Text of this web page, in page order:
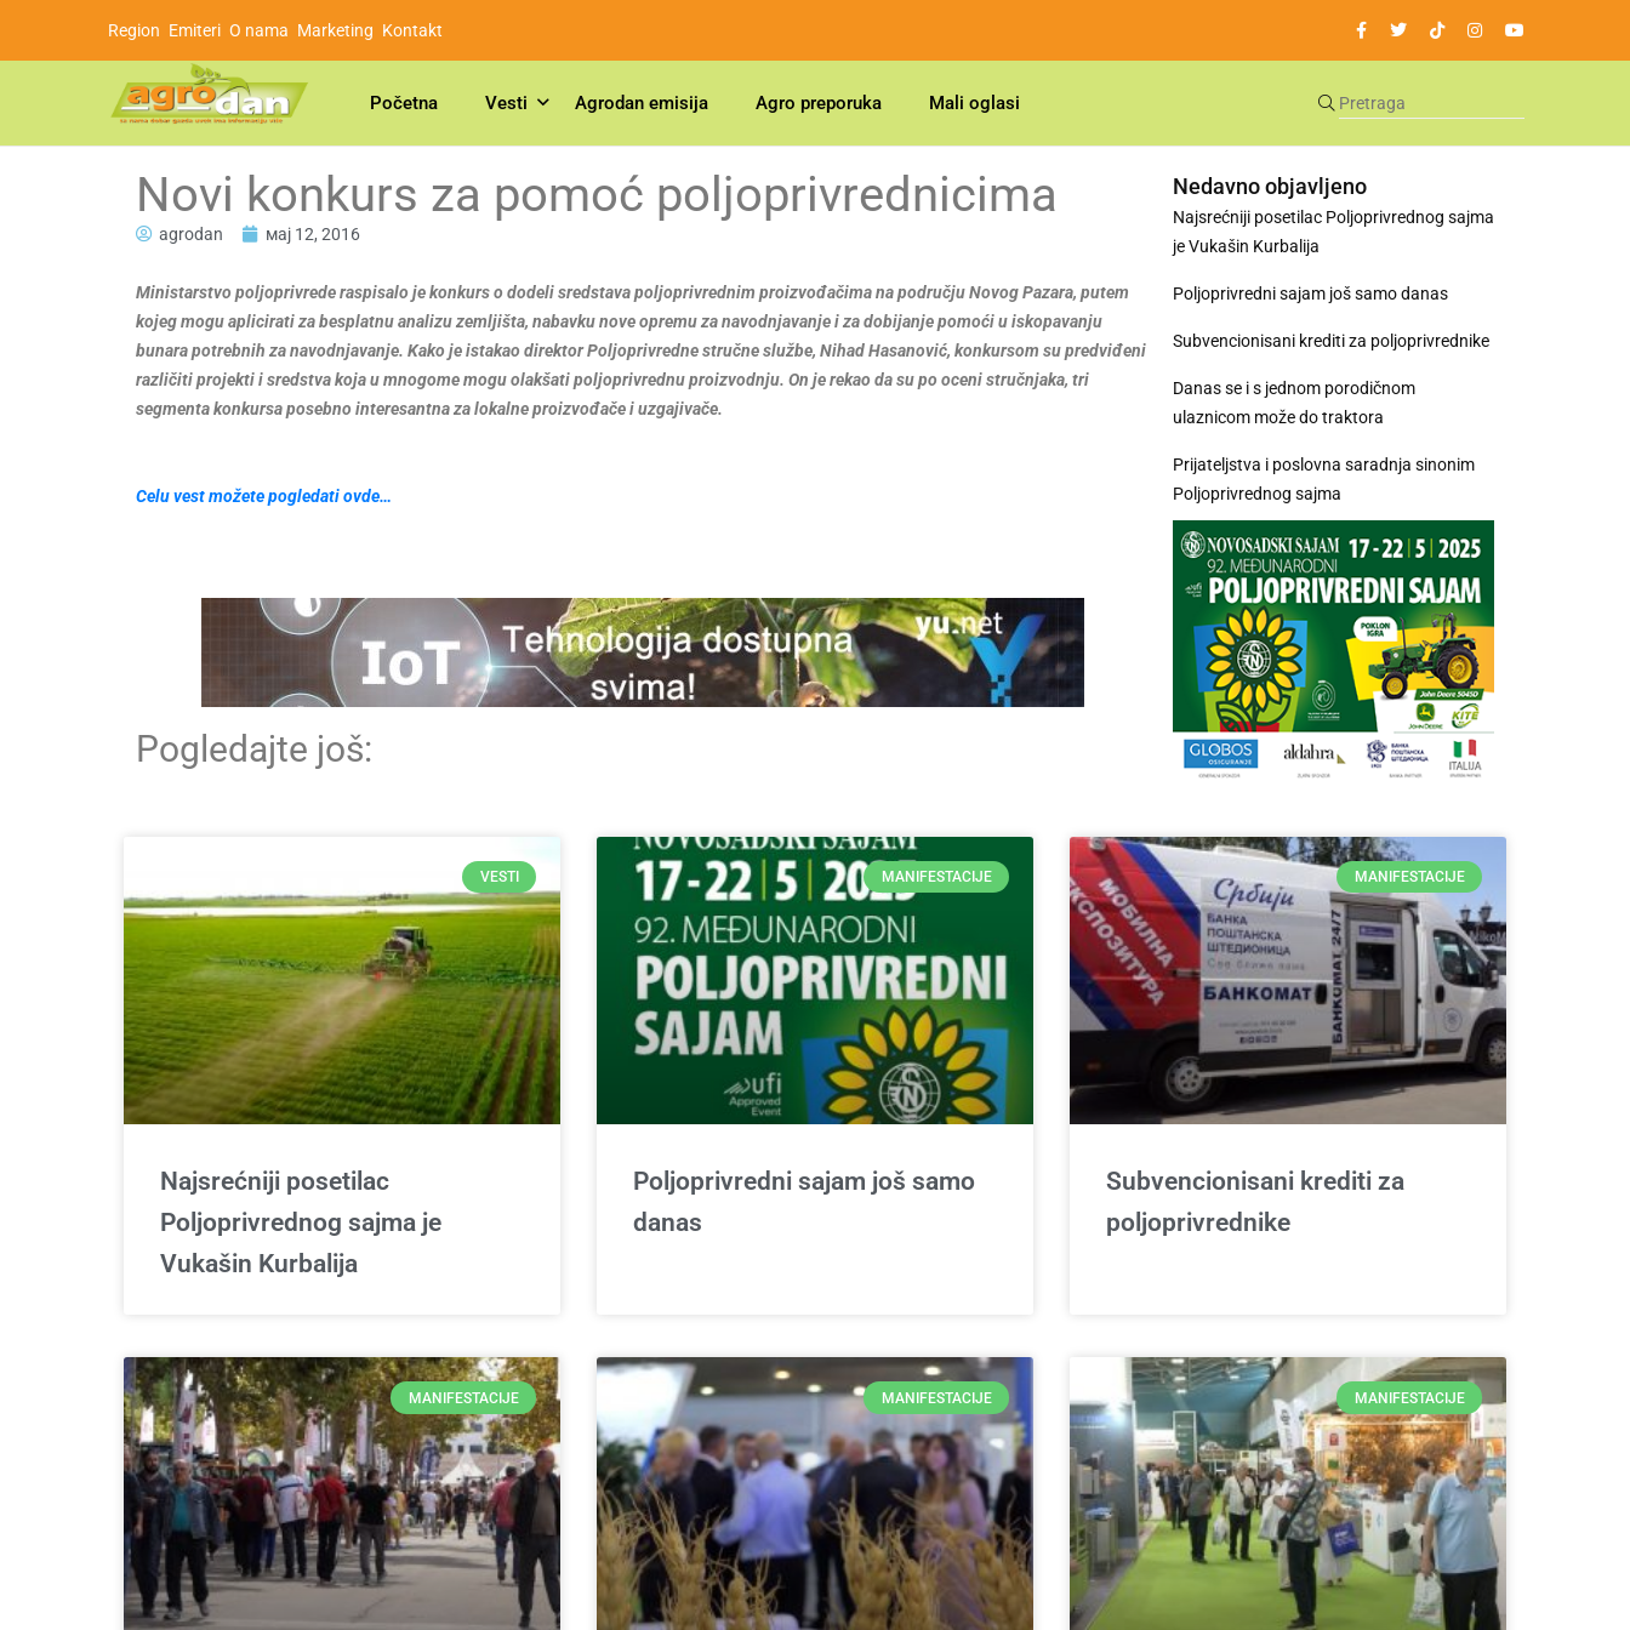
Region Emiteri O nama Marketing Kontakt
Početna Vesti Agrodan emisija Agro preporuka Mali oglasi
Novi konkurs za pomoć poljoprivrednicima
agrodan мај 12, 2016
Ministarstvo poljoprivrede raspisalo je konkurs o dodeli sredstava poljoprivrednim proizvođačima na području Novog Pazara, putem
kojeg mogu aplicirati za besplatnu analizu zemljišta, nabavku nove opremu za navodnjavanje i za dobijanje pomoći u iskopavanju
bunara potrebnih za navodnjavanje. Kako je istakao direktor Poljoprivredne stručne službe, Nihad Hasanović, konkursom su predviđeni
različiti projekti i sredstva koja u mnogome mogu olakšati poljoprivrednu proizvodnju. On je rekao da su po oceni stručnjaka, tri
segmenta konkursa posebno interesantna za lokalne proizvođače i uzgajivače.
Celu vest možete pogledati ovde…
Pogledajte još:
Nedavno objavljeno
Najsrećniji posetilac Poljoprivrednog sajma
je Vukašin Kurbalija
Poljoprivredni sajam još samo danas
Subvencionisani krediti za poljoprivrednike
Danas se i s jednom porodičnom
ulaznicom može do traktora
Prijateljstva i poslovna saradnja sinonim
Poljoprivrednog sajma
VESTI
Najsrećniji posetilac
Poljoprivrednog sajma je
Vukašin Kurbalija
MANIFESTACIJE
Poljoprivredni sajam još samo
danas
MANIFESTACIJE
Subvencionisani krediti za
poljoprivrednike
MANIFESTACIJE MANIFESTACIJE MANIFESTACIJE